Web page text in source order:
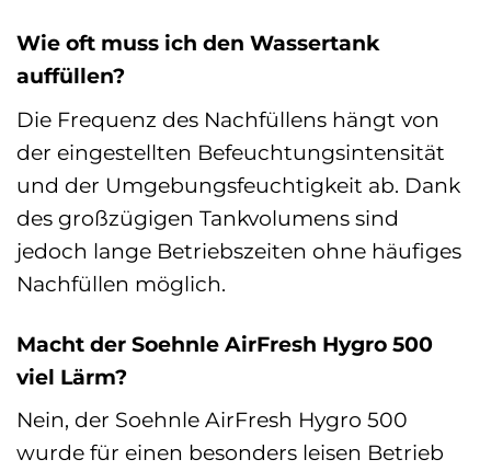
Wie oft muss ich den Wassertank
auffüllen?
Die Frequenz des Nachfüllens hängt von
der eingestellten Befeuchtungsintensität
und der Umgebungsfeuchtigkeit ab. Dank
des großzügigen Tankvolumens sind
jedoch lange Betriebszeiten ohne häufiges
Nachfüllen möglich.
Macht der Soehnle AirFresh Hygro 500
viel Lärm?
Nein, der Soehnle AirFresh Hygro 500
wurde für einen besonders leisen Betrieb